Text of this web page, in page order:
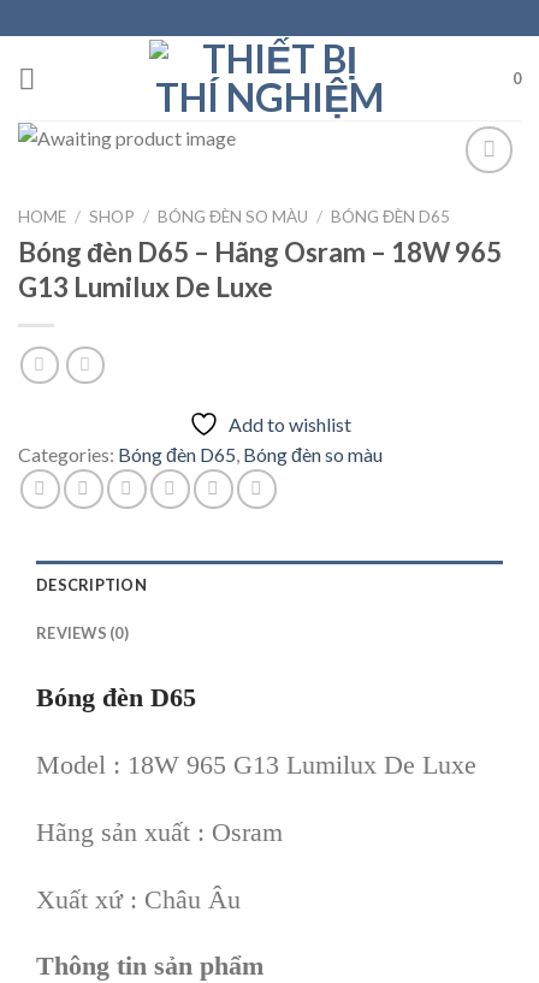
to
content
0
Add to
wishlist
HOME / SHOP / BÓNG ĐÈN SO MÀU / BÓNG ĐÈN D65
Bóng đèn D65 – Hãng Osram – 18W 965
G13 Lumilux De Luxe
Add to wishlist
Categories: Bóng đèn D65, Bóng đèn so màu
DESCRIPTION
REVIEWS (0)
Bóng đèn D65
Model : 18W 965 G13 Lumilux De Luxe
Hãng sản xuất : Osram
Xuất xứ : Châu Âu
Thông tin sản phẩm